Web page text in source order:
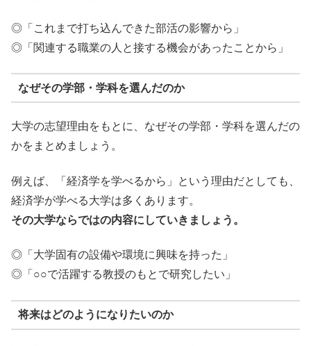
◎「これまで打ち込んできた部活の影響から」
◎「関連する職業の人と接する機会があったことから」
なぜその学部・学科を選んだのか
大学の志望理由をもとに、なぜその学部・学科を選んだの
かをまとめましょう。
例えば、「経済学を学べるから」という理由だとしても、
経済学が学べる大学は多くあります。
その大学ならではの内容にしていきましょう。
◎「大学固有の設備や環境に興味を持った」
◎「○○で活躍する教授のもとで研究したい」
将来はどのようになりたいのか